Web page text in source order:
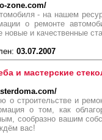
zone.com/
- на нашем
о ремонте
новые и качественные
03.07.2007
и мастерские
о строительстве и
о том, как
сообразно вашим
вас!